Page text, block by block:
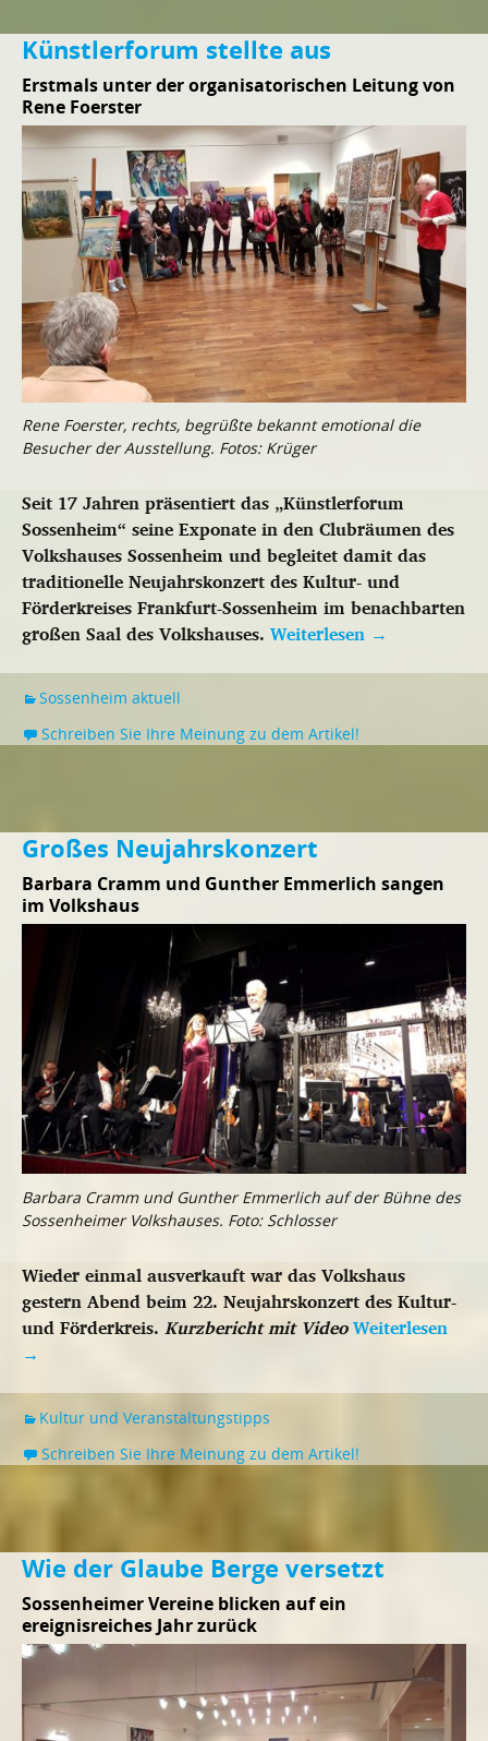
Künstlerforum stellte aus
Erstmals unter der organisatorischen Leitung von
Rene Foerster
Rene Foerster, rechts, begrüßte bekannt emotional die
Besucher der Ausstellung. Fotos: Krüger
Seit 17 Jahren präsentiert das „Künstlerforum
Sossenheim“ seine Exponate in den Clubräumen des
Volkshauses Sossenheim und begleitet damit das
traditionelle Neujahrskonzert des Kultur- und
Förderkreises Frankfurt-Sossenheim im benachbarten
großen Saal des Volkshauses. Weiterlesen →
Sossenheim aktuell
Schreiben Sie Ihre Meinung zu dem Artikel!
Großes Neujahrskonzert
Barbara Cramm und Gunther Emmerlich sangen
im Volkshaus
Barbara Cramm und Gunther Emmerlich auf der Bühne des
Sossenheimer Volkshauses. Foto: Schlosser
Wieder einmal ausverkauft war das Volkshaus
gestern Abend beim 22. Neujahrskonzert des Kultur-
und Förderkreis. Kurzbericht mit VideoWeiterlesen
→
Kultur und Veranstaltungstipps
Schreiben Sie Ihre Meinung zu dem Artikel!
Wie der Glaube Berge versetzt
Sossenheimer Vereine blicken auf ein
ereignisreiches Jahr zurück